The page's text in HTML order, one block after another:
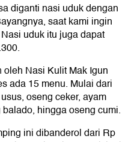
diganti nasi uduk dengan
saat kami ingin
uduk itu juga dapat
Nasi Kulit Mak Igun
ada 15 menu. Mulai dari
oseng ceker, ayam
hingga oseng cumi.
ini dibanderol dari Rp